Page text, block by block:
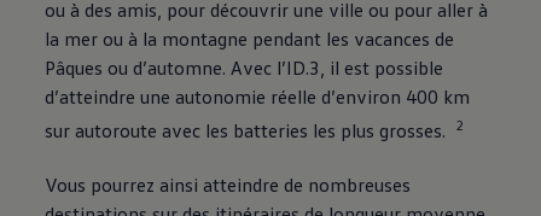
ou à des amis, pour découvrir une ville ou pour aller à
la mer ou à la montagne pendant les vacances de
Pâques ou d’automne. Avec l’ID.3, il est possible
d’atteindre une autonomie réelle d’environ 400 km
sur autoroute avec les batteries les plus grosses.
2
Vous pourrez ainsi atteindre de nombreuses